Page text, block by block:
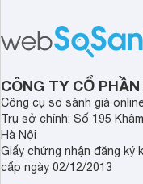
CÔNG TY CỔ
Công cụ so sánh giá
Trụ sở chính: Số 195
Hà Nội
Giấy chứng nhận đăng ký
cấp ngày 02/12/2013